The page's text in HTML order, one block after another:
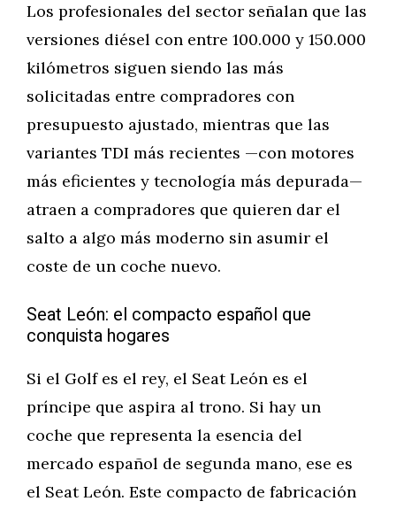
Los profesionales del sector señalan que las
versiones diésel con entre 100.000 y 150.000
kilómetros siguen siendo las más
solicitadas entre compradores con
presupuesto ajustado, mientras que las
variantes TDI más recientes —con motores
más eficientes y tecnología más depurada—
atraen a compradores que quieren dar el
salto a algo más moderno sin asumir el
coste de un coche nuevo.
Seat León: el compacto español que
conquista hogares
Si el Golf es el rey, el Seat León es el
príncipe que aspira al trono. Si hay un
coche que representa la esencia del
mercado español de segunda mano, ese es
el Seat León. Este compacto de fabricación